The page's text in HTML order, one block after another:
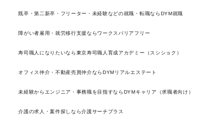
既卒・第二新卒・フリーター・未経験などの就職・転職ならDYM就職
障がい者雇用・就労移行支援ならワークスバリアフリー
寿司職人になりたいなら東京寿司職人育成アカデミー（スシショク）
オフィス仲介・不動産売買仲介ならDYMリアルエステート
未経験からエンジニア・事務職を目指すならDYMキャリア（求職者向け）
介護の求人・案件探しなら介護サーチプラス